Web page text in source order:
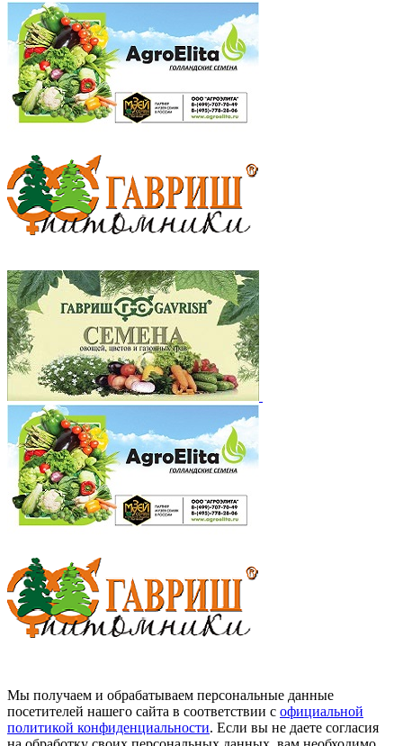
Мы получаем и обрабатываем персональные данные
посетителей нашего сайта в соответствии с официальной
политикой конфиденциальности. Если вы не даете согласия